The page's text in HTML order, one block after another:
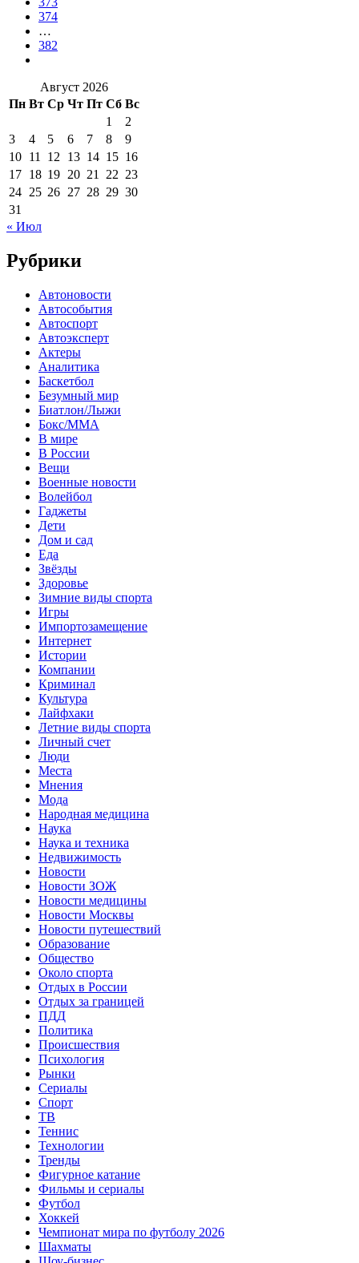
374
…
382
Август 2026
Пн Вт Ср Чт Пт Сб Вс
1
2
3
4 5 6 7 8
9
10 11 12 13 14 15 16
17 18 19 20 21 22 23
24 25 26 27 28 29 30
31
« Июл
Рубрики
Автоновости
Автособытия
Автоспорт
Автоэксперт
Актеры
Аналитика
Баскетбол
Безумный мир
Биатлон/Лыжи
Бокс/MMA
В мире
В России
Вещи
Военные новости
Волейбол
Гаджеты
Дети
Дом и сад
Еда
Звёзды
Здоровье
Зимние виды спорта
Игры
Импортозамещение
Интернет
Истории
Компании
Криминал
Культура
Лайфхаки
Летние виды спорта
Личный счет
Люди
Места
Мнения
Мода
Народная медицина
Наука
Наука и техника
Недвижимость
Новости
Новости ЗОЖ
Новости медицины
Новости Москвы
Новости путешествий
Образование
Общество
Около спорта
Отдых в России
Отдых за границей
ПДД
Политика
Происшествия
Психология
Рынки
Сериалы
Спорт
ТВ
Теннис
Технологии
Тренды
Фигурное катание
Фильмы и сериалы
Футбол
Хоккей
Чемпионат мира по футболу 2026
Шахматы